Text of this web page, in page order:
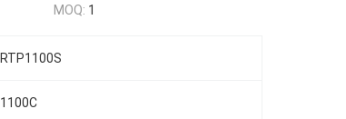
MOQ: 1
RTP1100S
1100C